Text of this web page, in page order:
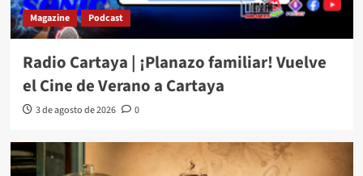
Magazine Podcast
Radio Cartaya | ¡Planazo familiar! Vuelve
el Cine de Verano a Cartaya
3 de agosto de 2026 0